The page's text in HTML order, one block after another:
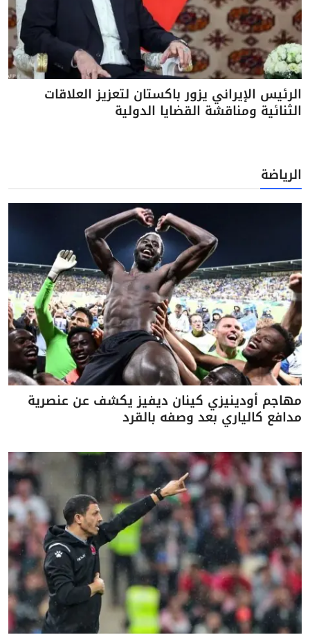
الرئيس الإيراني يزور باكستان لتعزيز العلاقات
الثنائية ومناقشة القضايا الدولية
الرياضة
مهاجم أودينيزي كينان ديفيز يكشف عن عنصرية
مدافع كالياري بعد وصفه بالقرد